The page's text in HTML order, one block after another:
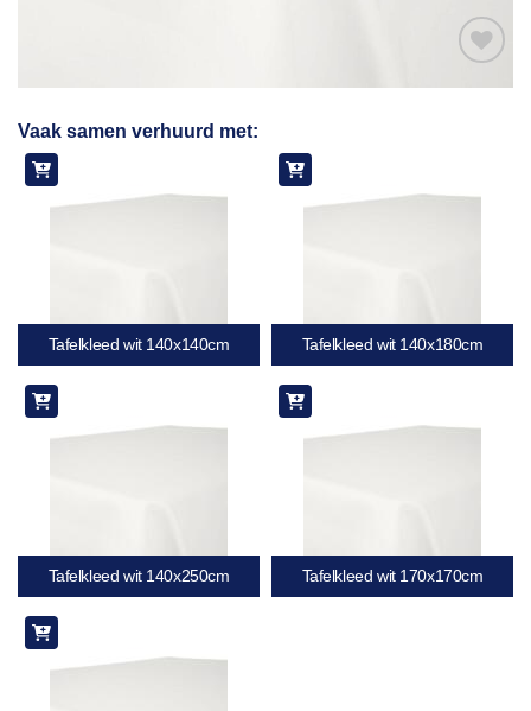
Vaak samen verhuurd met:
Tafelkleed wit 140x140cm Tafelkleed wit 140x180cm
Tafelkleed wit 140x250cm Tafelkleed wit 170x170cm